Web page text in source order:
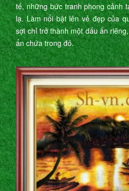
tế, những bức tranh phong cảnh
lạ. Làm nổi bật lên vẻ đẹp của
sợi chỉ trở thành một dấu ấn
ẩn chứa trong đó.